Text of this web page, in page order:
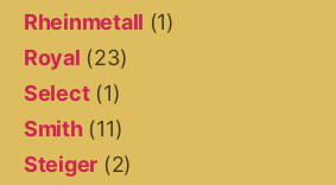
Rheinmetall (1)
Royal (23)
Select(1)
Smith(11)
Steiger (2)